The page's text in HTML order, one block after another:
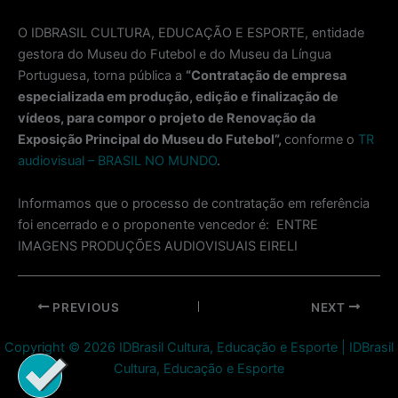
O IDBRASIL CULTURA, EDUCAÇÃO E ESPORTE, entidade
gestora do Museu do Futebol e do Museu da Língua
Portuguesa, torna pública a “Contratação de empresa
especializada em produção, edição e finalização de
vídeos, para compor o projeto de Renovação da
Exposição Principal do Museu do Futebol”, conforme o TR
audiovisual – BRASIL NO MUNDO.
Informamos que o processo de contratação em referência
foi encerrado e o proponente vencedor é: ENTRE
IMAGENS PRODUÇÕES AUDIOVISUAIS EIRELI
Post
PREVIOUS NEXT
Copyright © 2026 IDBrasil Cultura, Educação e Esporte | IDBrasil
Cultura, Educação e Esporte